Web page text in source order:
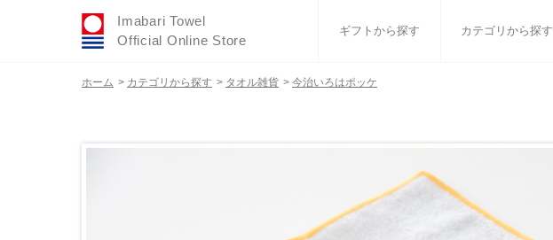
Imabari Towel
Official Online Store
ギフトから探す カテゴリから探す
タオル雑貨
ホーム > カテゴリから探す > タオル雑貨 > 今治いろはポッケ